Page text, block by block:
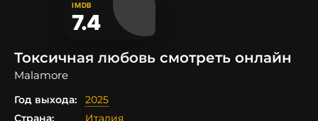
IMDB
7.4
Токсичная любовь смотреть онлайн
Malamore
Год выхода:
2025